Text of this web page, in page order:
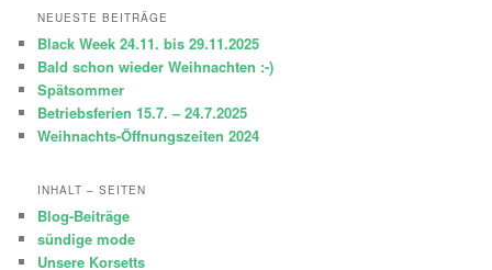
h
n
NEUESTE BEITRÄGE
Black Week 24.11. bis 29.11.2025
Bald schon wieder Weihnachten :-)
Spätsommer
Betriebsferien 15.7. – 24.7.2025
Weihnachts-Öffnungszeiten 2024
INHALT – SEITEN
Blog-Beiträge
sündige mode
Unsere Korsetts